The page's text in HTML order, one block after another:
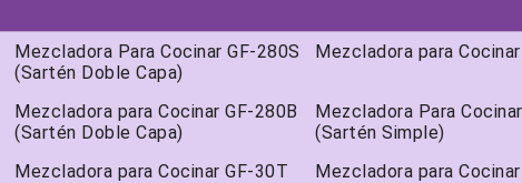
Mezcladora Para Cocinar GF-280S
(Sartén Doble Capa)
Mezcladora para
Mezcladora para Cocinar GF-280B
(Sartén Doble Capa)
Mezcladora Para
(Sartén Simple)
Mezcladora para Cocinar GF-30T Mezcladora para